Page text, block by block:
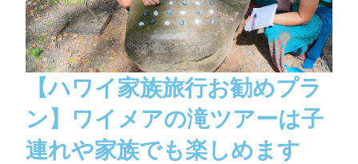
【ハワイ家族旅行お勧めプラ
ン】ワイメアの滝ツアーは子
連れや家族でも楽しめます